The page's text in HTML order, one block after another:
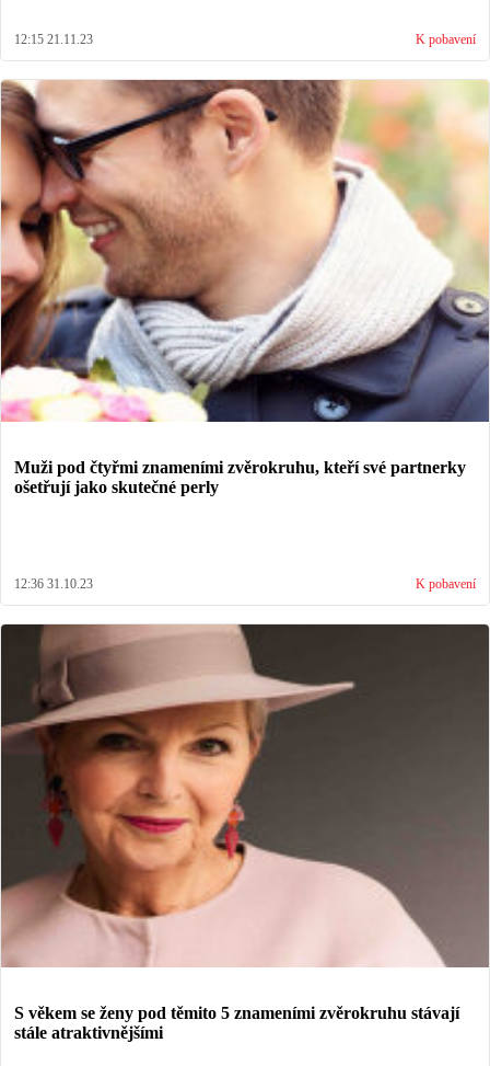
12:15 21.11.23 K pobavení
Muži pod čtyřmi znameními zvěrokruhu, kteří své partnerky
ošetřují jako skutečné perly
12:36 31.10.23 K pobavení
S věkem se ženy pod těmito 5 znameními zvěrokruhu stávají
stále atraktivnějšími